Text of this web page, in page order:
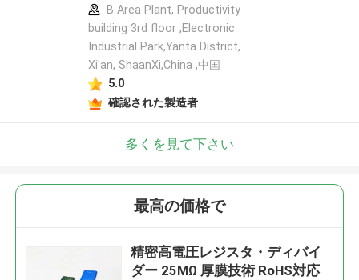
B Area Plant, Productivity
building 3rd floor ,Electronic
Industrial Park,Yanta District,
Xi'an, ShaanXi,China ,中国
5.0
確認された製造者
多くを見て下さい
最高の価格で
精密高電圧レジスタ・ディバイ
ダー 25MΩ 厚膜技術 RoHS対応